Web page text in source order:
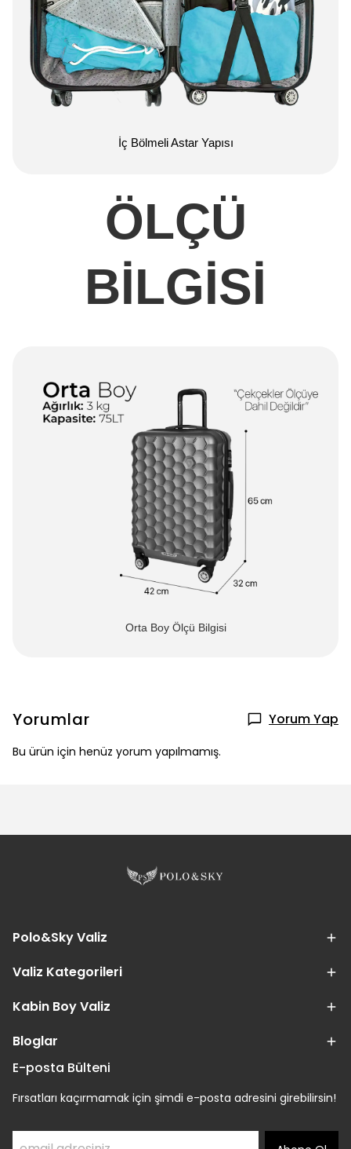
İç Bölmeli Astar Yapısı
ÖLÇÜ
BİLGİSİ
Orta Boy Ölçü Bilgisi
Yorumlar Yorum Yap
Bu ürün için henüz yorum yapılmamış.
Polo&Sky Valiz
Valiz Kategorileri
Kabin Boy Valiz
Bloglar
E-posta Bülteni
Fırsatları kaçırmamak için şimdi e-posta adresini girebilirsin!